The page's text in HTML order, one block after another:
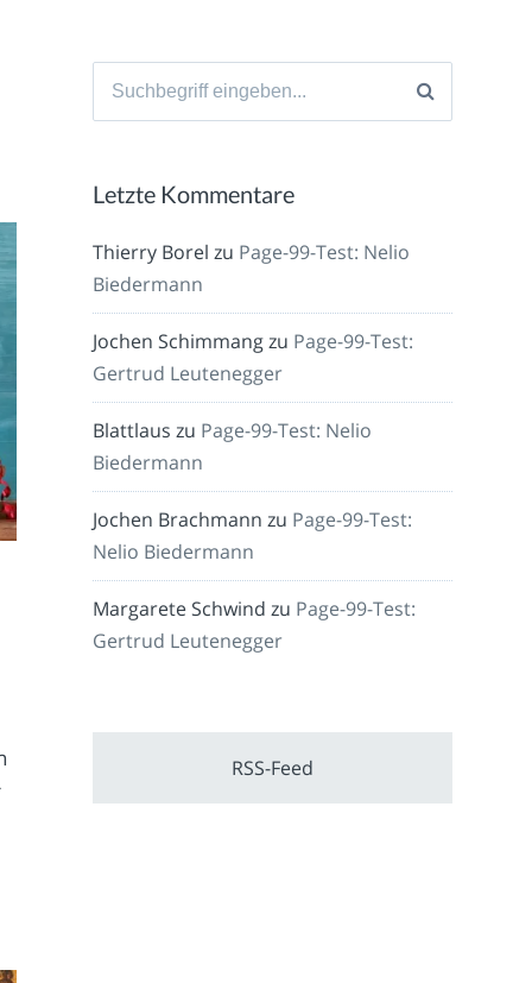
Suche
Letzte Kommentare
Thierry Borel zu Page-99-Test: Nelio
Biedermann
Jochen Schimmangzu Page-99-Test:
Gertrud Leutenegger
Blattlaus zu Page-99-Test: Nelio
Biedermann
Jochen Brachmann zu Page-99-Test:
Nelio Biedermann
Margarete Schwind zu Page-99-Test:
Gertrud Leutenegger
RSS-Feed